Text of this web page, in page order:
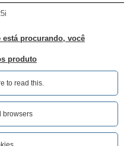
procurando, você
produto
to read this.‎
browsers